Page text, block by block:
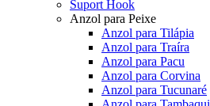
Suport Hook
Anzol para Peixe
Anzol para Tilápia
Anzol para Traíra
Anzol para Pacu
Anzol para Corvina
Anzol para Tucunaré